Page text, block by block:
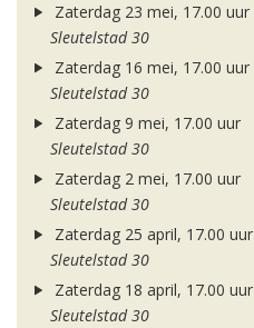
Zaterdag 23 mei, 17.00 uur
Sleutelstad 30
Zaterdag 16 mei, 17.00 uur
Sleutelstad 30
Zaterdag 9 mei, 17.00 uur
Sleutelstad 30
Zaterdag 2 mei, 17.00 uur
Sleutelstad 30
Zaterdag 25 april, 17.00 uur
Sleutelstad 30
Zaterdag 18 april, 17.00 uur
Sleutelstad 30